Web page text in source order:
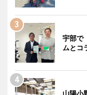
宇部で
ムとコ
山陽小